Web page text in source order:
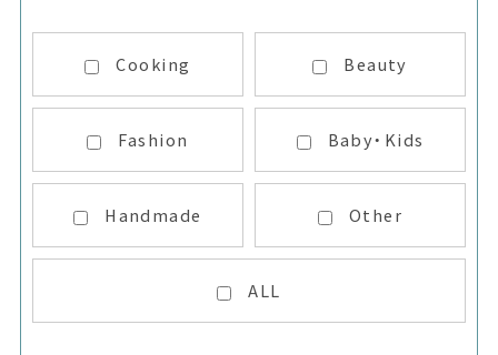
Cooking Beauty
Fashion Baby・Kids
Handmade Other
ALL